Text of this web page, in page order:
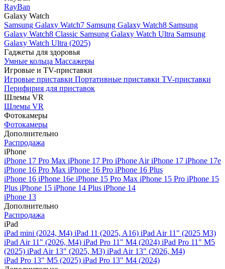
RayBan
Galaxy Watch
Samsung Galaxy Watch7 Samsung Galaxy Watch8 Samsung
Galaxy Watch8 Classic Samsung Galaxy Watch Ultra Samsung
Galaxy Watch Ultra (2025)
Гаджеты для здоровья
Умные кольца Массажеры
Игровые и TV-приставки
Игровые приставки Портативные приставки TV-приставки
Перифирия для приставок
Шлемы VR
Шлемы VR
Фотокамеры
Фотокамеры
Дополнительно
Распродажа
iPhone
iPhone 17 Pro Max iPhone 17 Pro iPhone AiriPhone 17 iPhone 17e
iPhone 16 Pro Max iPhone 16 Pro iPhone 16 Plus
iPhone 16 iPhone 16e iPhone 15 Pro Max iPhone 15 Pro iPhone 15
Plus iPhone 15 iPhone 14 Plus iPhone 14
iPhone 13
Дополнительно
Распродажа
iPad
iPad mini (2024, M4) iPad 11 (2025, A16) iPad Air 11" (2025 M3)
iPad Air 11" (2026, M4) iPad Pro 11" M4 (2024) iPad Pro 11" M5
(2025) iPad Air 13" (2025, M3) iPad Air 13" (2026, M4)
iPad Pro 13" M5 (2025) iPad Pro 13" M4 (2024)